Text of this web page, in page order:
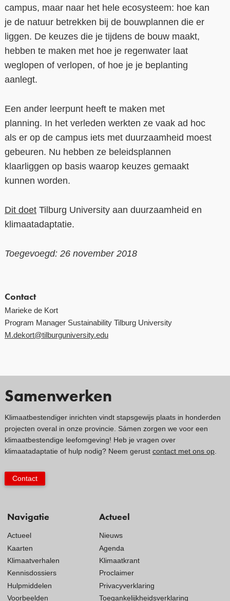
campus, maar naar het hele ecosysteem: hoe kan
je de natuur betrekken bij de bouwplannen die er
liggen. De keuzes die je tijdens de bouw maakt,
hebben te maken met hoe je regenwater laat
weglopen of verlopen, of hoe je je beplanting
aanlegt.
Een ander leerpunt heeft te maken met
planning. In het verleden werkten ze vaak ad hoc
als er op de campus iets met duurzaamheid moest
gebeuren. Nu hebben ze beleidsplannen
klaarliggen op basis waarop keuzes gemaakt
kunnen worden.
Dit doetTilburg University aan duurzaamheid en
klimaatadaptatie.
Toegevoegd: 26 november 2018
Contact
Marieke de Kort
Program Manager SustainabilityTilburg University
M.dekort@tilburguniversity.edu
Navigatie
Actueel
Kaarten
Klimaatverhalen
Kennisdossiers
Hulpmiddelen
Voorbeelden
Actueel
Nieuws
Agenda
Klimaatkrant
Proclaimer
Privacyverklaring
Toegankelijkheidsverklaring
Samenwerken
Klimaatbestendiger inrichten vindt stapsgewijs plaats in honderden
projecten overal in onze provincie. Sámen zorgen we voor een
klimaatbestendige leefomgeving! Heb je vragen over
klimaatadaptatie of hulp nodig? Neem gerust contact met ons op.
Contact